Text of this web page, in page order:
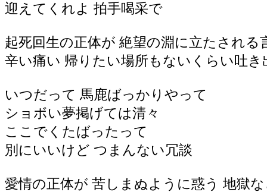
迎えてくれよ 拍手喝采で
起死回生の正体が 絶望の淵に立たされる
辛い痛い 帰りたい場所もないくらい吐
いつだって 馬鹿ばっかりやって
ショボい夢掲げては清々
ここでくたばったって
別にいいけど つまんない冗談
愛情の正体が 苦しまぬように惑う 地獄